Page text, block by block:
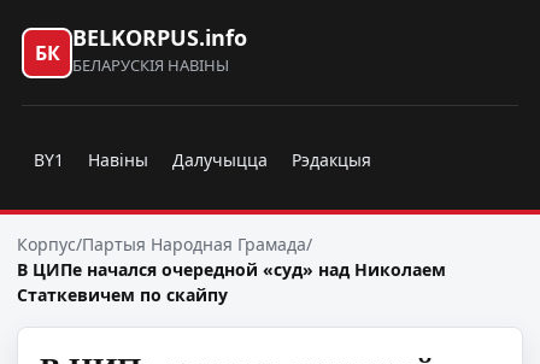
БК
BELKORPUS.info
БЕЛАРУСКІЯ НАВІНЫ
BY1 Навіны Далучыцца Рэдакцыя
Корпус/Партыя Народная Грамада/
В ЦИПе начался очередной «суд» над Николаем
Статкевичем по скайпу